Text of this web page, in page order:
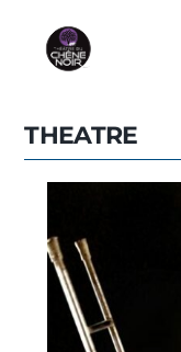
THEATRE